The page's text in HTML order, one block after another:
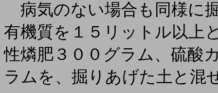
病気のない場合も同様に
有機質を１５リットル以上
性燐肥３００グラム、硫酸
ラムを、掘りあげた土と混